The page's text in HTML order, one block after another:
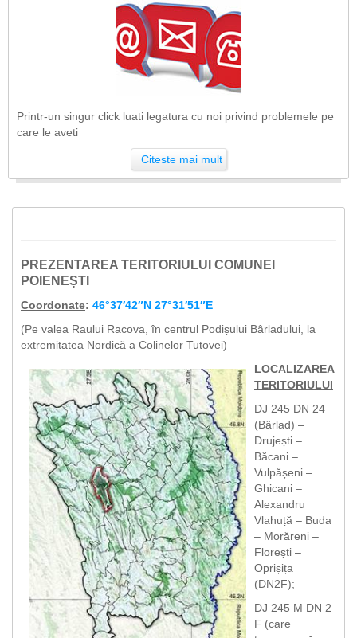
Printr-un singur click luati legatura cu noi privind problemele pe
care le aveti
Citeste mai mult
PREZENTAREA TERITORIULUI COMUNEI
POIENEȘTI
Coordonate: 46°37′42″N 27°31′51″E
(Pe valea Raului Racova, în centrul Podișului Bârladului, la
extremitatea Nordică a Colinelor Tutovei)
LOCALIZAREA
TERITORIULUI
DJ 245 DN 24
(Bârlad) –
Drujești –
Băcani –
Vulpășeni –
Ghicani –
Alexandru
Vlahuță – Buda
– Morăreni –
Florești –
Oprișița
(DN2F);
DJ 245 M DN 2
F (care